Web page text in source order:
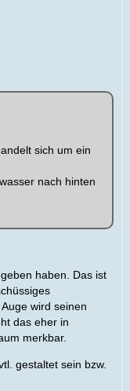
sich um ein
nach hinten
haben. Das ist
wird seinen
das eher in
merkbar.
gestaltet sein bzw.